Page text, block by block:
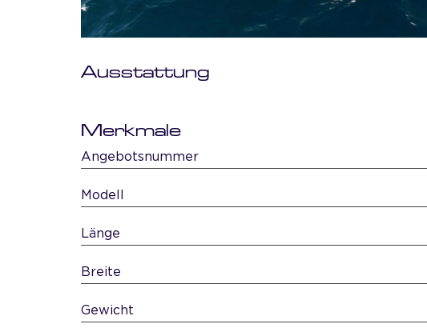
Ausstattung
Merkmale
Angebotsnummer
Modell
Länge
Breite
Gewicht